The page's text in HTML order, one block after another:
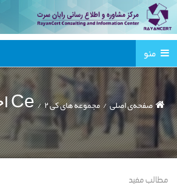
منو
صفحه‌ی اصلی مجموعه های کی ۲ اخذ Ce
مطالب مفید